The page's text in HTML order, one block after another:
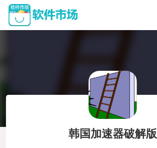
韩国加速器破解版